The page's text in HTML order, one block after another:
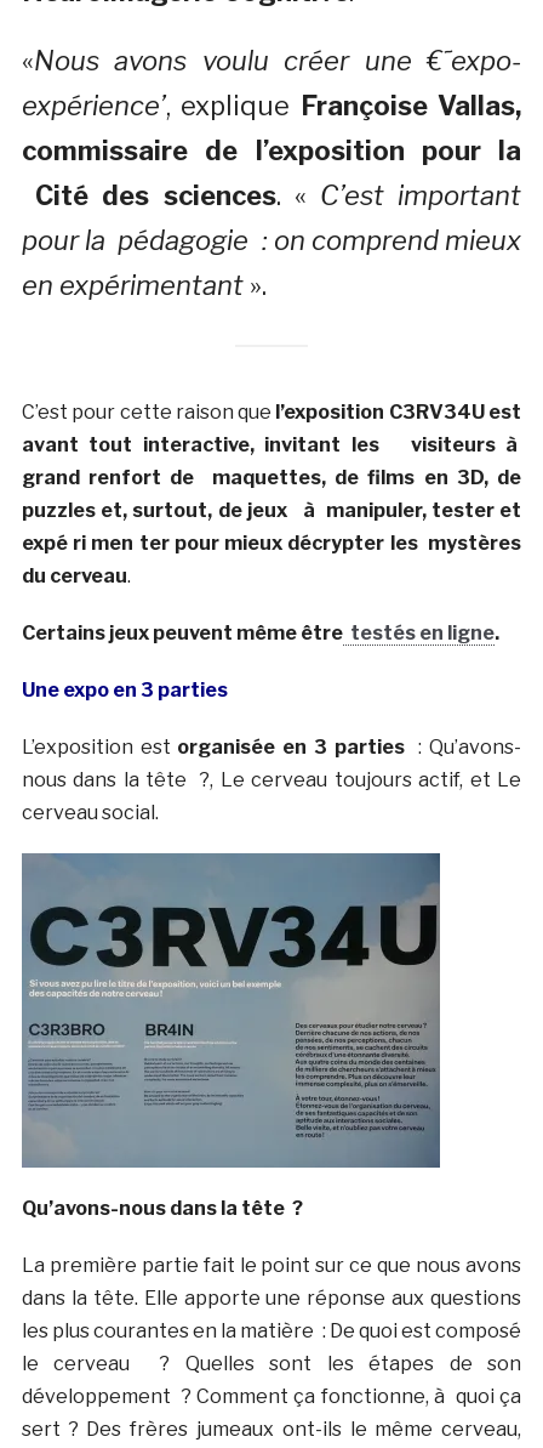
«Nous avons voulu créer une €˜expo-
expérience’, explique Françoise Vallas,
commissaire de l’exposition pour la
Cité des sciences. « C’est important
pour la pédagogie : on comprend mieux
en expérimentant».
C’est pour cette raison que l’exposition C3RV34U est
avant tout interactive, invitant les visiteurs à
grand renfort de maquettes, de films en 3D, de
puzzles et, surtout, de jeux à manipuler, tester et
expé ­ri ­men ­ter pour mieux décrypter les mystères
du cerveau.
Certains jeux peuvent même êtretestés en ligne.
Une expo en 3 parties
L’exposition est organisée en 3 parties: Qu’avons-
nous dans la tête ?, Le cerveau toujours actif, et Le
cerveau social.
Qu’avons-nous dans la tête ?
La première partie fait le point sur ce que nous avons
dans la tête. Elle apporte une réponse aux questions
les plus courantes en la matière : De quoi est composé
le cerveau ? Quelles sont les étapes de son
développement ? Comment ça fonctionne, à quoi ça
sert ? Des frères jumeaux ont-ils le même cerveau,